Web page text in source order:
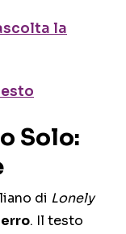
la
Solo:
di Lonely
. Il testo